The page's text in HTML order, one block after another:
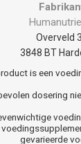
Overveld
3848 BT
is een
dosering
gevarieerde